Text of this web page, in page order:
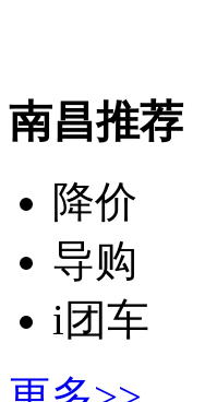
南昌推荐
降价
导购
i团车